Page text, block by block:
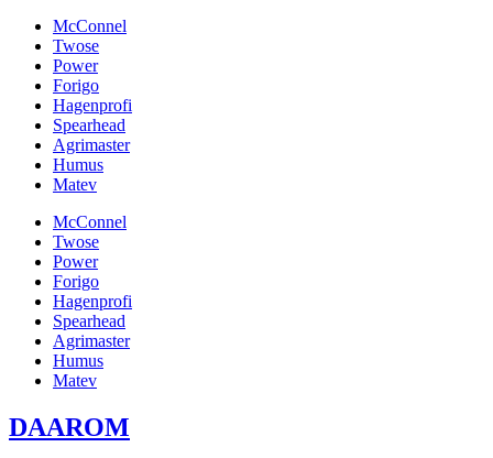
McConnel
Twose
Power
Forigo
Hagenprofi
Spearhead
Agrimaster
Humus
Matev
McConnel
Twose
Power
Forigo
Hagenprofi
Spearhead
Agrimaster
Humus
Matev
DAAROM